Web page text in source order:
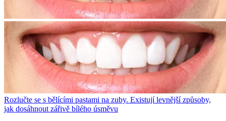
Rozlučte se s bělícími pastami na zuby. Existují levnější způsoby,
jak dosáhnout zářivě bílého úsměvu